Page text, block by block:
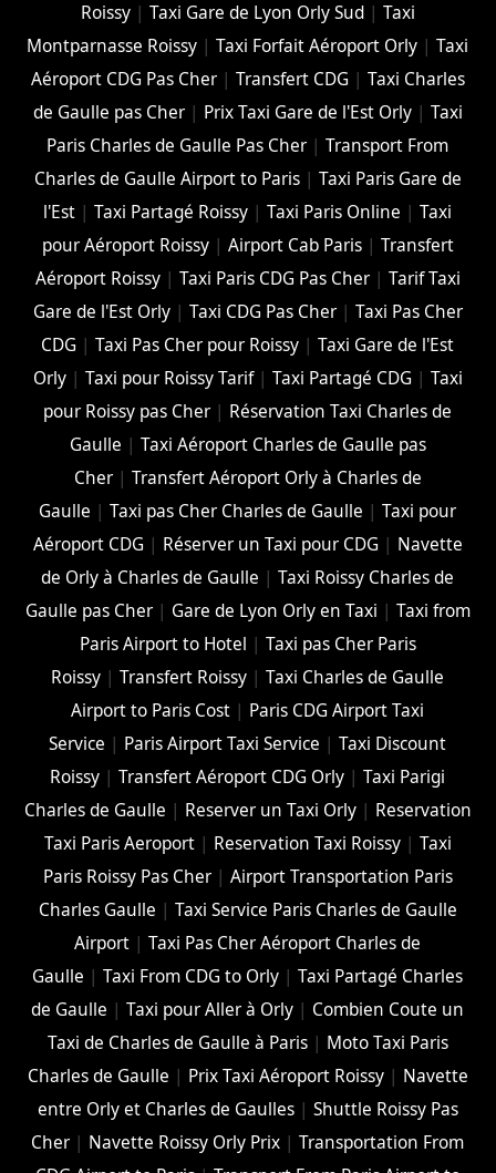
Roissy| Taxi Gare de Lyon Orly Sud| Taxi
Montparnasse Roissy |Taxi Forfait Aéroport Orly |Taxi
Aéroport CDG Pas Cher| Transfert CDG | Taxi Charles
de Gaulle pas Cher| Prix Taxi Gare de l'Est Orly| Taxi
Paris Charles de Gaulle Pas Cher |Transport From
Charles de Gaulle Airport to Paris| Taxi Paris Gare de
l'Est |Taxi Partagé Roissy |Taxi Paris Online |Taxi
pour Aéroport Roissy| Airport Cab Paris| Transfert
Aéroport Roissy| Taxi Paris CDG Pas Cher| Tarif Taxi
Gare de l'Est Orly| Taxi CDG Pas Cher| Taxi Pas Cher
CDG |Taxi Pas Cher pour Roissy |Taxi Gare de l'Est
Orly| Taxi pour Roissy Tarif| Taxi Partagé CDG | Taxi
pour Roissy pas Cher | Réservation Taxi Charles de
Gaulle | Taxi Aéroport Charles de Gaulle pas
Cher| Transfert Aéroport Orly à Charles de
Gaulle |Taxi pas Cher Charles de Gaulle |Taxi pour
Aéroport CDG | Réserver un Taxi pour CDG | Navette
de Orly à Charles de Gaulle |Taxi Roissy Charles de
Gaulle pas Cher| Gare de Lyon Orly en Taxi | Taxi from
Paris Airport to Hotel | Taxi pas Cher Paris
Roissy |Transfert Roissy |Taxi Charles de Gaulle
Airport to Paris Cost | Paris CDG Airport Taxi
Service | Paris Airport Taxi Service |Taxi Discount
Roissy |Transfert Aéroport CDG Orly |Taxi Parigi
Charles de Gaulle | Reserver un Taxi Orly| Reservation
Taxi Paris Aeroport| Reservation Taxi Roissy| Taxi
Paris Roissy Pas Cher| Airport Transportation Paris
Charles Gaulle | Taxi Service Paris Charles de Gaulle
Airport |Taxi Pas Cher Aéroport Charles de
Gaulle |Taxi From CDG to Orly |Taxi Partagé Charles
de Gaulle |Taxi pour Aller à Orly | Combien Coute un
Taxi de Charles de Gaulle à Paris| Moto Taxi Paris
Charles de Gaulle | Prix Taxi Aéroport Roissy| Navette
entre Orly et Charles de Gaulles| Shuttle Roissy Pas
Cher | Navette Roissy Orly Prix |Transportation From